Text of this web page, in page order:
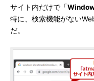
サイト内だけで「
特に、検索機能がない
だ。